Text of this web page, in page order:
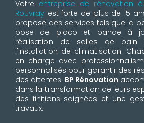
Votre entreprise de rénovation à
Rouvray est forte de plus de 15
propose des services tels que la
pose de placo et bande à
réalisation de salles de
l'installation de climatisation.
en charge avec
personnalisés pour garantir des
des attentes. BP Rénovation
dans la transformation de leurs
des finitions soignées et une
travaux.